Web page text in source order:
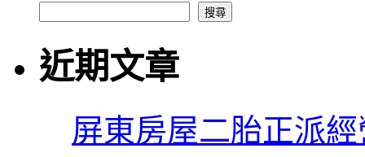
搜尋
近期文章
屏東房屋二胎正派